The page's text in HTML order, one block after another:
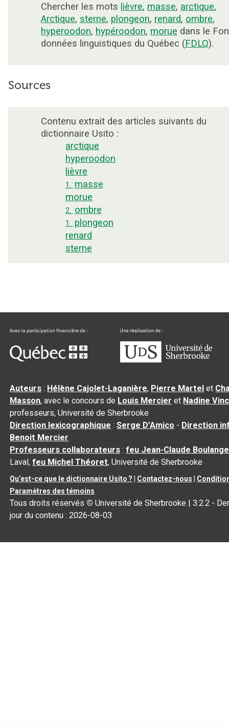
Chercher les mots lièvre, masse, arctique,
Arctique, sterne, plongeon, renard, ombre,
hyperoodon, hypéroodon, morue dans le
données linguistiques du Québec (FDLQ).
Sources
Contenu extrait des articles suivants du
dictionnaire Usito :
arctique
hyperoodon
lièvre
1. masse
morue
2. ombre
1. plongeon
renard
sterne
Auteurs : Hélène Cajolet-Laganière, Pierre Martel et
Masson, avec le concours de Louis Mercier et Nadine
professeurs, Université de Sherbrooke
Direction lexicographique :Serge D’Amico - Direction
Benoit Mercier
Professeurs collaborateurs :feu Jean-Claude
Laval,feu Michel Théoret, Université de Sherbrooke
Qu’est-ce que le dictionnaire Usito ? Contactez-nous
Paramètres des témoins
Tous droits réservés © Université de Sherbrooke |3.2.2 -
jour du contenu :2026-08-03